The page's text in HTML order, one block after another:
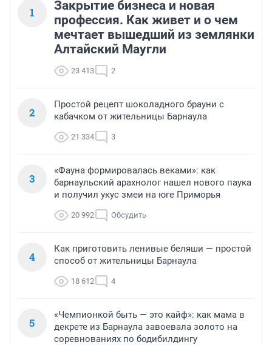
1
Закрытие бизнеса и новая
профессия. Как живет и о чем
мечтает вышедший из землянки
Алтайский Маугли
23 413 2
2
Простой рецепт шоколадного брауни с
кабачком от жительницы Барнаула
21 334 3
3
«Фауна формировалась веками»: как
барнаульский арахнолог нашел нового паука
и получил укус змеи на юге Приморья
20 992 Обсудить
4
Как приготовить ленивые беляши — простой
способ от жительницы Барнаула
18 612 4
5
«Чемпионкой быть — это кайф»: как мама в
декрете из Барнаула завоевала золото на
соревнованиях по бодибилдингу